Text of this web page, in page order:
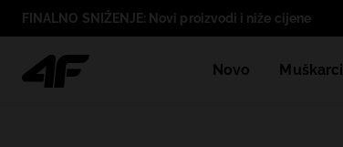
FINALNO SNIŽENJE: Novi proizvodi i niže cijene
Novo Muškarci